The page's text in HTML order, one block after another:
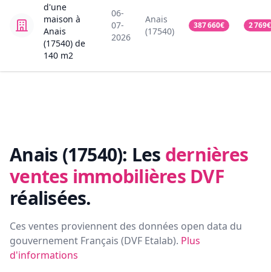
d'une
maison à
Anais
(17540) de
140 m2
06-
07-
2026
Anais
(17540)
387 660€ 2 769€
Anais (17540): Les dernières
ventes immobilières DVF
réalisées.
Ces ventes proviennent des données open data du
gouvernement Français (DVF Etalab). Plus
d'informations